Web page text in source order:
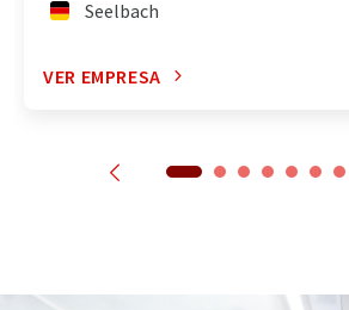
Seelbach
VER EMPRESA